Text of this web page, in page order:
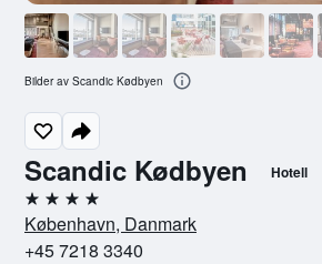
Scandic Kødbyen Hotell
4 stjerner
København, Danmark
+45 7218 3340
Bilder av Scandic Kødbyen